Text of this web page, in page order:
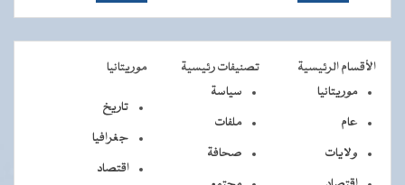
الأقسام الرئيسية تصنيفات رئيسية
موريتانيا
موريتانيا
عام
ولايات
سياسة
ملفات
صحافة
تاريخ
جغرافيا
اقتصاد